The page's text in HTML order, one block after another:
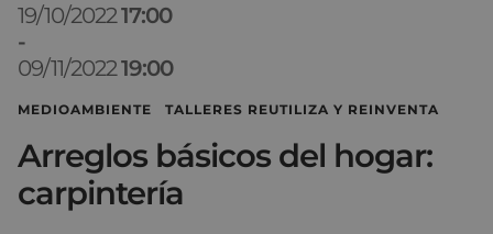
19/10/202217:00
-
09/11/202219:00
MEDIOAMBIENTE TALLERES REUTILIZA Y REINVENTA
Arreglos básicos del hogar:
carpintería